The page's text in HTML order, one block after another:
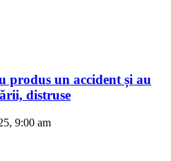
produs un accident și au
distruse
9:00 am